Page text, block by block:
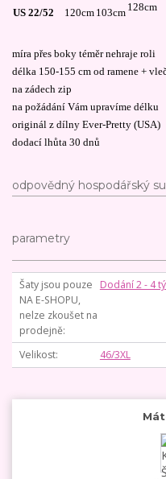
US 22/52 120cm 103cm 128cm
míra přes boky téměr nehraje roli
délka 150-155 cm od ramene +
na zádech zip
na požádání Vám upravíme délku
originál z dílny Ever-Pretty (USA)
dodací lhůta 30 dnů
odpovědný hospodářský
parametry
Šaty jsou pouze
NA E-SHOPU,
nelze zkoušet na
prodejně
Dodání 2 - 4
Velikost 46/3XL